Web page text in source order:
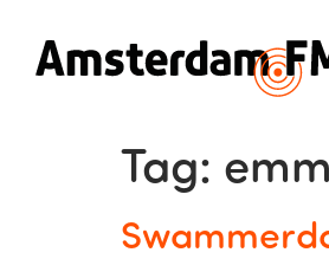
Tag: